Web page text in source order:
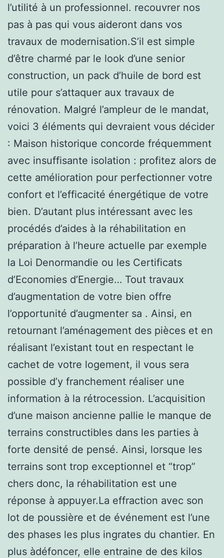
l’utilité à un professionnel. recouvrer nos
pas à pas qui vous aideront dans vos
travaux de modernisation.S’il est simple
d’être charmé par le look d’une senior
construction, un pack d’huile de bord est
utile pour s’attaquer aux travaux de
rénovation. Malgré l’ampleur de le mandat,
voici 3 éléments qui devraient vous décider
: Maison historique concorde fréquemment
avec insuffisante isolation : profitez alors de
cette amélioration pour perfectionner votre
confort et l’efficacité énergétique de votre
bien. D’autant plus intéressant avec les
procédés d’aides à la réhabilitation en
préparation à l’heure actuelle par exemple
la Loi Denormandie ou les Certificats
d’Economies d’Energie… Tout travaux
d’augmentation de votre bien offre
l’opportunité d’augmenter sa . Ainsi, en
retournant l’aménagement des pièces et en
réalisant l’existant tout en respectant le
cachet de votre logement, il vous sera
possible d’y franchement réaliser une
information à la rétrocession. L’acquisition
d’une maison ancienne pallie le manque de
terrains constructibles dans les parties à
forte densité de pensé. Ainsi, lorsque les
terrains sont trop exceptionnel et “trop”
chers donc, la réhabilitation est une
réponse à appuyer.La effraction avec son
lot de poussière et de événement est l’une
des phases les plus ingrates du chantier. En
plus àdéfoncer, elle entraine de des kilos